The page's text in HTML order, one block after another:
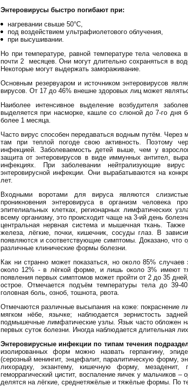
Энтеровирусы быстро погибают при:
нагревании свыше 50°С,
под воздействием ультрафиолетового облучения,
при высушивании.
Но при температуре, равной температуре тела человека
почти 2 месяцев. Они могут длительно сохраняться в
Некоторые могут выдержать замораживание.
Основным резервуаром и источником энтеровирусов
вирусов. От 17 до 46% внешне здоровых лиц может
Наиболее интенсивное выделение возбудителя
выделяется при насморке, кашле со слюной до 7-го
более 1 месяца.
Часто вирус способен передаваться водным путём.
там при теплой погоде свою активность. Поэтому
инфекцией. Заболеваемость детей выше, чем у
защита от энтеровирусов в виде иммунных антител,
инфекциях. При заболевании нейтрализующие
энтеровирусной инфекции. Они вырабатываются на
лет.
Входными воротами для вируса являются
проникновения энтеровируса в организм человека
эпителиальных клетках, регионарных лимфатических
всему организму, это происходит чаще на 3-ий день
центральная нервная система и мышечная ткань.
железа, лёгкие, почки, кишечник, сосуды глаз. В
появляются и соответствующие симптомы. Доказано, что
различные клинические формы болезни.
Как ни странно может показаться, но около 85%
около 12% - в лёгкой форме, и лишь около 3% имеют
появления первых симптомов может пройти от 2 до 35
острое. Отмечается подъём температуры тела до 39-
головная боль, озноб, тошнота, рвота.
Отмечаются различные высыпания на коже: покраснение
мягком нёбе, язычке; наблюдается зернистость
подмышечные лимфатические узлы. Язык часто обложен
первых суток болезни. Иногда наблюдается длительная
Энтеровирусные инфекции по типам течения
изолированных форм можно назвать герпангину,
(серозный менингит, энцефалит, паралитическую форму,
лихорадку, экзантему, кишечную форму, мезаденит,
геморрагический цистит, воспаление яичек у мальчиков
делятся на лёгкие, среднетяжёлые и тяжёлые формы. По